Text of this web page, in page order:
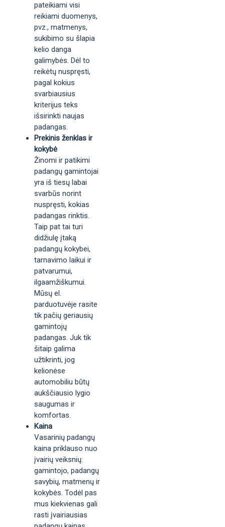
pateikiami visi
reikiami duomenys,
pvz., matmenys,
sukibimo su šlapia
kelio danga
galimybės. Dėl to
reikėtų nuspręsti,
pagal kokius
svarbiausius
kriterijus teks
išsirinkti naujas
padangas.
Prekinis ženklas ir
kokybė
Žinomi ir patikimi
padangų gamintojai
yra iš tiesų labai
svarbūs norint
nuspręsti, kokias
padangas rinktis.
Taip pat tai turi
didžiulę įtaką
padangų kokybei,
tarnavimo laikui ir
patvarumui,
ilgaamžiškumui.
Mūsų el.
parduotuvėje rasite
tik pačių geriausių
gamintojų
padangas. Juk tik
šitaip galima
užtikrinti, jog
kelionėse
automobiliu būtų
aukščiausio lygio
saugumas ir
komfortas.
Kaina
Vasarinių padangų
kaina priklauso nuo
įvairių veiksnių:
gamintojo, padangų
savybių, matmenų ir
kokybės. Todėl pas
mus kiekvienas gali
rasti įvairiausias